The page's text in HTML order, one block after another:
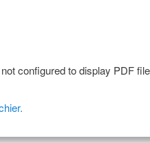
configured to display PDF